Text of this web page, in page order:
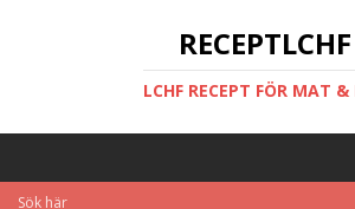
RECEPTLCHF
LCHF RECEPT FÖR MAT &